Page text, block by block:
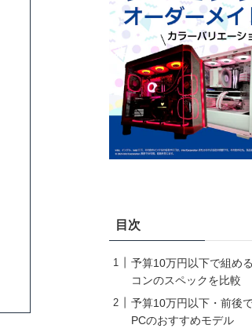
目次
予算10万円以下で組め
コンのスペックを比較
予算10万円以下・前後
PCのおすすめモデル